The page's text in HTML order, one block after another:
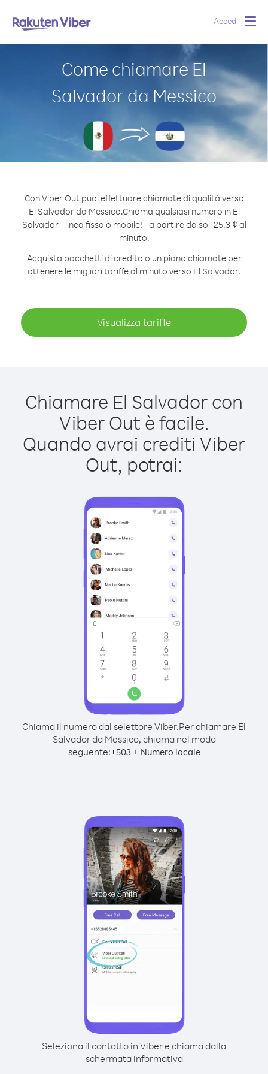
Accedi
Come chiamare El
Salvador da Messico
Con Viber Out puoi effettuare chiamate di qualità verso
El Salvador da Messico.Chiama qualsiasi numero in El
Salvador - linea fissa o mobile! - a partire da soli 25.3 ¢ al
minuto.
Acquista pacchetti di credito o un piano chiamate per
ottenere le migliori tariffe al minuto verso El Salvador.
Visualizza tariffe
Chiamare El Salvador con
Viber Out è facile.
Quando avrai crediti Viber
Out, potrai:
Chiama il numero dal selettore Viber.Per chiamare El
Salvador da Messico, chiama nel modo
seguente:+503+ Numero locale
Seleziona il contatto in Viber e chiama dalla
schermata informativa